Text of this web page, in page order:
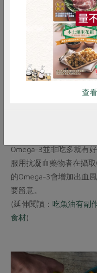
Omega-3對記憶與視
腦部健康：能維持腦
學習力，也能預防記
眼睛保健：幫助視網
心血管保健：降低高
形成、減少心律失調
Omega-3並非吃多就有
服用抗凝血藥物者在攝
的Omega-3會增加出血
要留意。
(延伸閱讀： 吃魚油有副
食材)
雞蛋 食安
查